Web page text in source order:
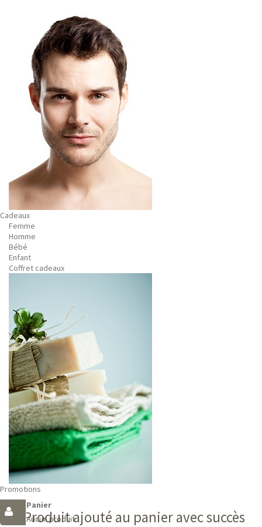
Cadeaux
Femme
Homme
Bébé
Enfant
Coffret cadeaux
Promotions
Panier
Aucun produit
Produit ajouté au panier avec succès